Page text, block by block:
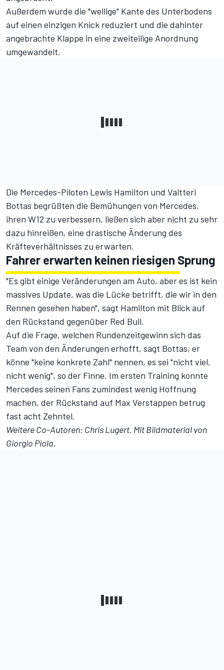
Außerdem wurde die "wellige" Kante des Unterbodens
auf einen einzigen Knick reduziert und die dahinter
angebrachte Klappe in eine zweiteilige Anordnung
umgewandelt.
Die Mercedes-Piloten Lewis Hamilton und Valtteri
Bottas begrüßten die Bemühungen von Mercedes,
ihren W12 zu verbessern, ließen sich aber nicht zu sehr
dazu hinreißen, eine drastische Änderung des
Kräfteverhältnisses zu erwarten.
Fahrer erwarten keinen riesigen Sprung
"Es gibt einige Veränderungen am Auto, aber es ist kein
massives Update, was die Lücke betrifft, die wir in den
Rennen gesehen haben", sagt Hamilton mit Blick auf
den Rückstand gegenüber Red Bull.
Auf die Frage, welchen Rundenzeitgewinn sich das
Team von den Änderungen erhofft, sagt Bottas, er
könne "keine konkrete Zahl" nennen, es sei "nicht viel,
nicht wenig", so der Finne. Im ersten Training konnte
Mercedes seinen Fans zumindest wenig Hoffnung
machen, der Rückstand auf Max Verstappen betrug
fast acht Zehntel.
Weitere Co-Autoren: Chris Lugert. Mit Bildmaterial von
Giorgio Piola.